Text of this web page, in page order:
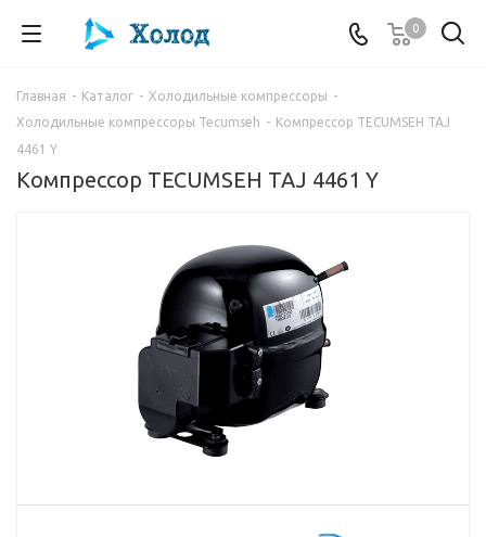
0
Главная - Каталог - Холодильные компрессоры -
Холодильные компрессоры Tecumseh - Компрессор TECUMSEH TAJ
4461 Y
Компрессор TECUMSEH TAJ 4461 Y